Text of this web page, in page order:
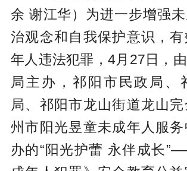
余 谢江华）为进一步增强
治观念和自我保护意识，
年人违法犯罪，4月27日，
局主办，祁阳市民政局、
局、祁阳市龙山街道龙山
州市阳光昱童未成年人服
办的“阳光护蕾 永伴成长